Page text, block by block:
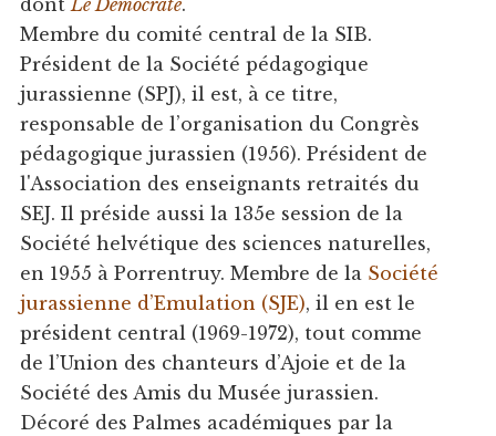
dontLe Démocrate.
Membre du comité central de la SIB.
Président de la Société pédagogique
jurassienne (SPJ), il est, à ce titre,
responsable de l’organisation du Congrès
pédagogique jurassien (1956). Président de
l'Association des enseignants retraités du
SEJ. Il préside aussi la 135e session de la
Société helvétique des sciences naturelles,
en 1955 à Porrentruy. Membre de la Société
jurassienne d’Emulation (SJE), il en est le
président central (1969-1972), tout comme
de l’Union des chanteurs d’Ajoie et de la
Société des Amis du Musée jurassien.
Décoré des Palmes académiques par la